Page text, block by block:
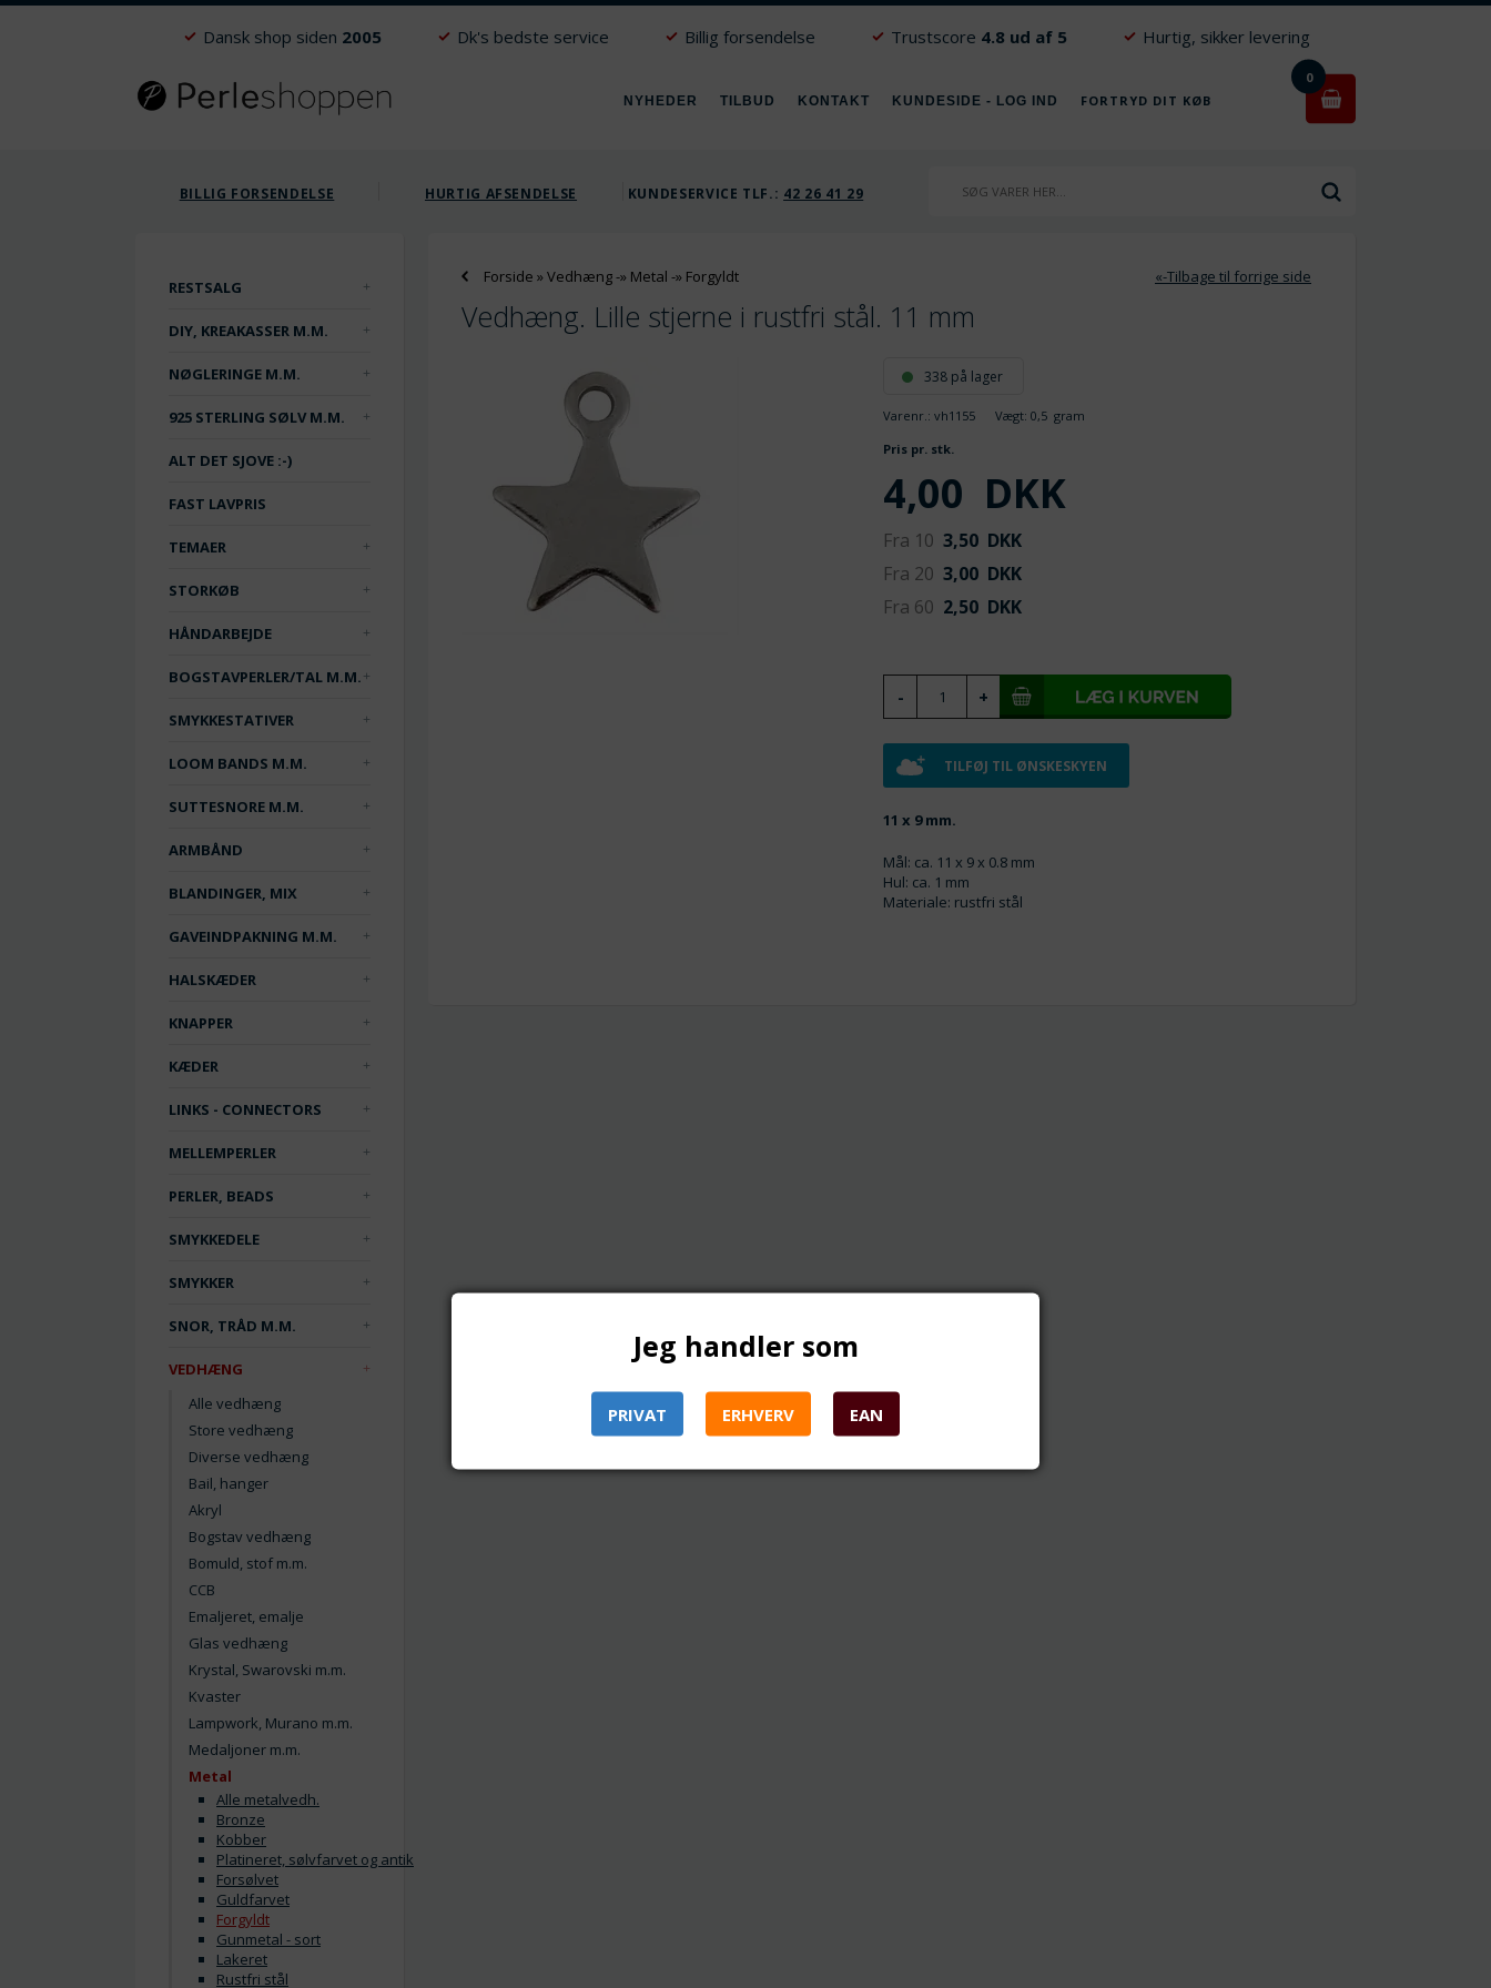
Dansk shop siden 2005 Dk's bedste service Billig forsendelse Trustscore 4.8 ud af 5 Hurtig, sikker levering
NYHEDER TILBUD KONTAKT KUNDESIDE - LOG IND FORTRYD DIT KØB
0
BILLIG FORSENDELSE HURTIG AFSENDELSE KUNDESERVICE TLF.: 42 26 41 29
RESTSALG
DIY, KREAKASSER M.M.
NØGLERINGE M.M.
925 STERLING SØLV M.M.
ALT DET SJOVE :-)
FAST LAVPRIS
TEMAER
STORKØB
HÅNDARBEJDE
BOGSTAVPERLER/TAL M.M.
SMYKKESTATIVER
LOOM BANDS M.M.
SUTTESNORE M.M.
ARMBÅND
BLANDINGER, MIX
GAVEINDPAKNING M.M.
HALSKÆDER
KNAPPER
KÆDER
LINKS - CONNECTORS
MELLEMPERLER
PERLER, BEADS
SMYKKEDELE
SMYKKER
SNOR, TRÅD M.M.
VEDHÆNG
Alle vedhæng
Store vedhæng
Diverse vedhæng
Bail, hanger
Akryl
Bogstav vedhæng
Bomuld, stof m.m.
CCB
Emaljeret, emalje
Glas vedhæng
Krystal, Swarovski m.m.
Kvaster
Lampwork, Murano m.m.
Medaljoner m.m.
Metal
Alle metalvedh.
Bronze
Kobber
Platineret, sølvfarvet og antik
Forsølvet
Guldfarvet
Forgyldt
Gunmetal - sort
Lakeret
Rustfri stål
Forside »Vedhæng-» Metal -» Forgyldt «-Tilbage til forrige side
Vedhæng. Lille stjerne i rustfri stål. 11 mm
338 på lager
Varenr.:vh1155 Vægt:0,5 gram
Pris pr. stk.
4,00 DKK
Fra 10 3,50 DKK
Fra 20 3,00 DKK
Fra 60 2,50 DKK
TILFØJ TIL ØNSKESKYEN
11 x 9 mm.
Mål: ca. 11 x 9 x 0.8 mm
Hul: ca. 1 mm
Materiale: rustfri stål
Jeg handler som
PRIVAT ERHVERV EAN